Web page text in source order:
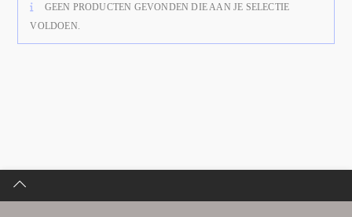
GEEN PRODUCTEN GEVONDEN DIE AAN JE SELECTIE
VOLDOEN.